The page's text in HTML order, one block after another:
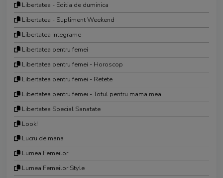
Libertatea - Editia de duminica
Libertatea - Supliment Weekend
Libertatea Integrame
Libertatea pentru femei
Libertatea pentru femei - Horoscop
Libertatea pentru femei - Retete
Libertatea pentru femei - Totul pentru mama mea
Libertatea Special Sanatate
Look!
Lucru de mana
Lumea Femeilor
Lumea Femeilor Style